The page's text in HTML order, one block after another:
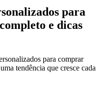
para
e dicas
para comprar
tendência que cresce cada